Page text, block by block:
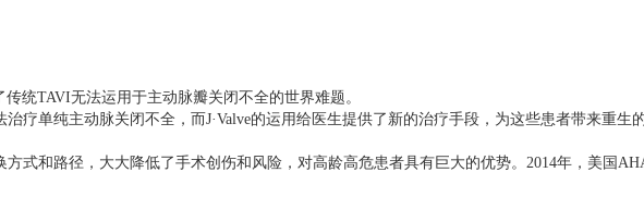
传统TAVI无法运用于主动脉瓣关闭不全的世界难题。
疗单纯主动脉关闭不全，而J·Valve的运用给医生提供了新的治疗手段，为这些患者带来重生
式和路径，大大降低了手术创伤和风险，对高龄高危患者具有巨大的优势。 2014年，美国